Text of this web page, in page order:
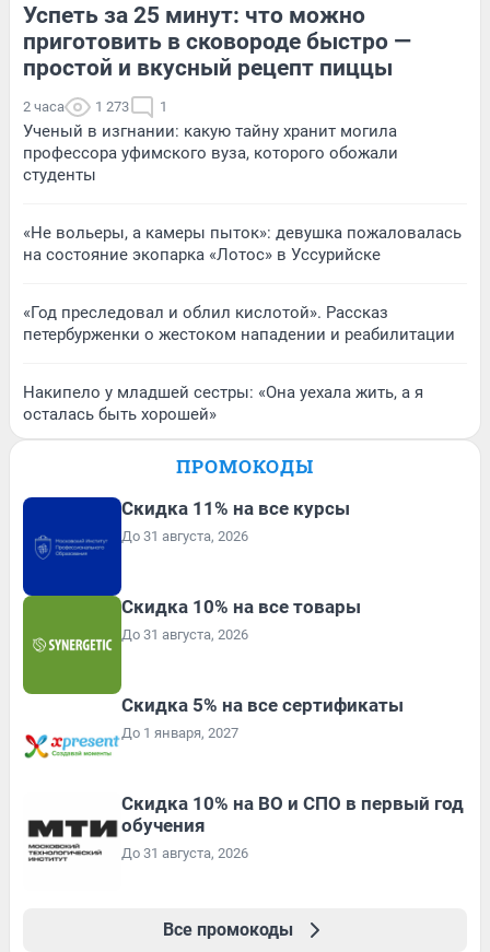
Успеть за 25 минут: что можно
приготовить в сковороде быстро —
простой и вкусный рецепт пиццы
2 часа 1 273 1
Ученый в изгнании: какую тайну хранит могила
профессора уфимского вуза, которого обожали
студенты
«Не вольеры, а камеры пыток»: девушка пожаловалась
на состояние экопарка «Лотос» в Уссурийске
«Год преследовал и облил кислотой». Рассказ
петербурженки о жестоком нападении и реабилитации
Накипело у младшей сестры: «Она уехала жить, а я
осталась быть хорошей»
ПРОМОКОДЫ
Скидка 11% на все курсы
До 31 августа, 2026
Скидка 10% на все товары
До 31 августа, 2026
Скидка 5% на все сертификаты
До 1 января, 2027
Скидка 10% на ВО и СПО в первый год
обучения
До 31 августа, 2026
Все промокоды